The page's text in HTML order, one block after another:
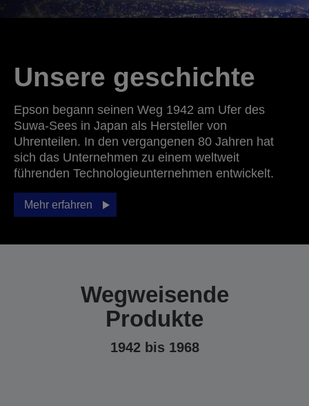
Unsere geschichte
Epson begann seinen Weg 1942 am Ufer des
Suwa-Sees in Japan als Hersteller von
Uhrenteilen. In den vergangenen 80 Jahren hat
sich das Unternehmen zu einem weltweit
führenden Technologieunternehmen entwickelt.
Mehr erfahren
Wegweisende
Produkte
1942 bis 1968